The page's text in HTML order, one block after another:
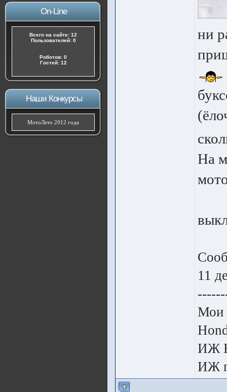
On-Line
Всего на сайте: 12
Пользователей: 0
Роботов: 0
Гостей: 12
Наши Конкурсы
МотоЛето 2012 года
ни
На
11
Мои
ИЖ
ИЖ